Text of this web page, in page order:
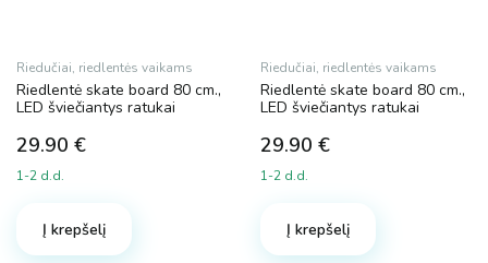
Riedučiai, riedlentės vaikams
Riedlentė skate board 80 cm.,
LED šviečiantys ratukai
29.90 €
1-2 d.d.
Į krepšelį
Riedučiai, riedlentės vaikams
Riedlentė skate board 80 cm.,
LED šviečiantys ratukai
29.90 €
1-2 d.d.
Į krepšelį